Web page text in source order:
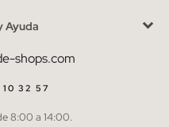
en cualquier momento.
Ayuda
shops.com
32 57
8:00 a 14:00.